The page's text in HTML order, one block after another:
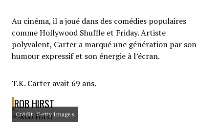
Au cinéma, il a joué dans des comédies populaires
comme Hollywood Shuffle et Friday. Artiste
polyvalent, Carter a marqué une génération par son
humour expressif et son énergie à l’écran.
T.K. Carter avait 69 ans.
ROB HIRST
Crédit: Getty Images